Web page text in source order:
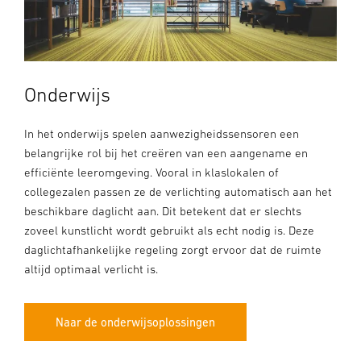
Onderwijs
In het onderwijs spelen aanwezigheidssensoren een
belangrijke rol bij het creëren van een aangename en
efficiënte leeromgeving. Vooral in klaslokalen of
collegezalen passen ze de verlichting automatisch aan het
beschikbare daglicht aan. Dit betekent dat er slechts
zoveel kunstlicht wordt gebruikt als echt nodig is. Deze
daglichtafhankelijke regeling zorgt ervoor dat de ruimte
altijd optimaal verlicht is.
Naar de onderwijsoplossingen